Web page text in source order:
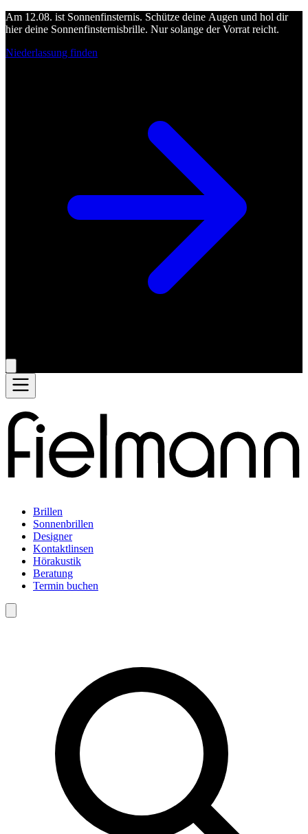
Am 12.08. ist Sonnenfinsternis. Schütze deine Augen und hol dir
hier deine Sonnenfinsternisbrille. Nur solange der Vorrat reicht.
Niederlassung finden
Brillen
Sonnenbrillen
Designer
Kontaktlinsen
Hörakustik
Beratung
Termin buchen